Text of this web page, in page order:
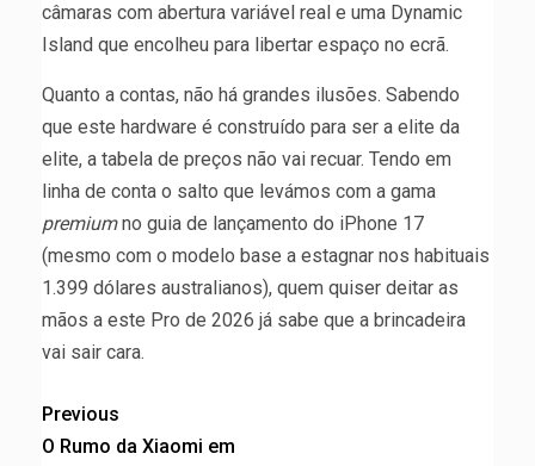
câmaras com abertura variável real e uma Dynamic
Island que encolheu para libertar espaço no ecrã.
Quanto a contas, não há grandes ilusões. Sabendo
que este hardware é construído para ser a elite da
elite, a tabela de preços não vai recuar. Tendo em
linha de conta o salto que levámos com a gama
premiumno guia de lançamento do iPhone 17
(mesmo com o modelo base a estagnar nos habituais
1.399 dólares australianos), quem quiser deitar as
mãos a este Pro de 2026 já sabe que a brincadeira
vai sair cara.
Previous
O Rumo da Xiaomi em